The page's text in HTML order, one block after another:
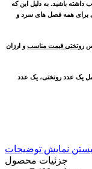
باشید. به دلیل این که
برای همه فصل های سرد و
روتختی قیمت مناسب و ارزان
یک عدد روتختی، یک عدد
نمایش توضیحات
جزئیات محصول